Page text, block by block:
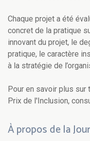
Chaque projet a été
concret de la pratique
innovant du projet, le
pratique, le caractère
à la stratégie de
Pour en savoir plus
Prix de l'Inclusion,
À propos de la